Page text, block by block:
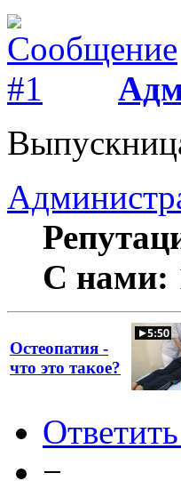
С нами:
Остеопатия -
что это такое?
−